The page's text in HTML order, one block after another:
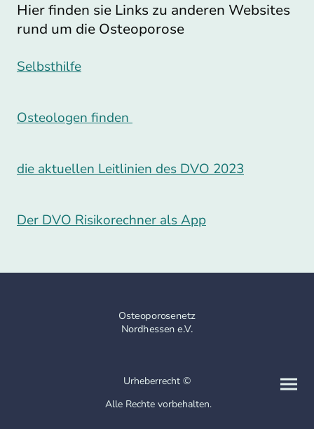
Hier finden sie Links zu anderen Websites
rund um die Osteoporose
Selbsthilfe
Osteologen finden
die aktuellen Leitlinien des DVO 2023
Der DVO Risikorechner als App
Osteoporosenetz
Nordhessen e.V.
Urheberrecht ©
Alle Rechte vorbehalten.